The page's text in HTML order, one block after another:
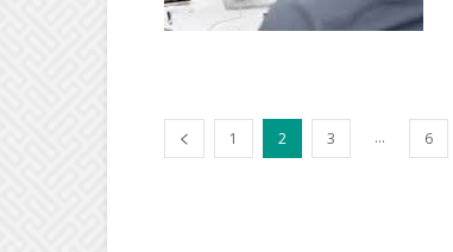
1 2 3 ... 6